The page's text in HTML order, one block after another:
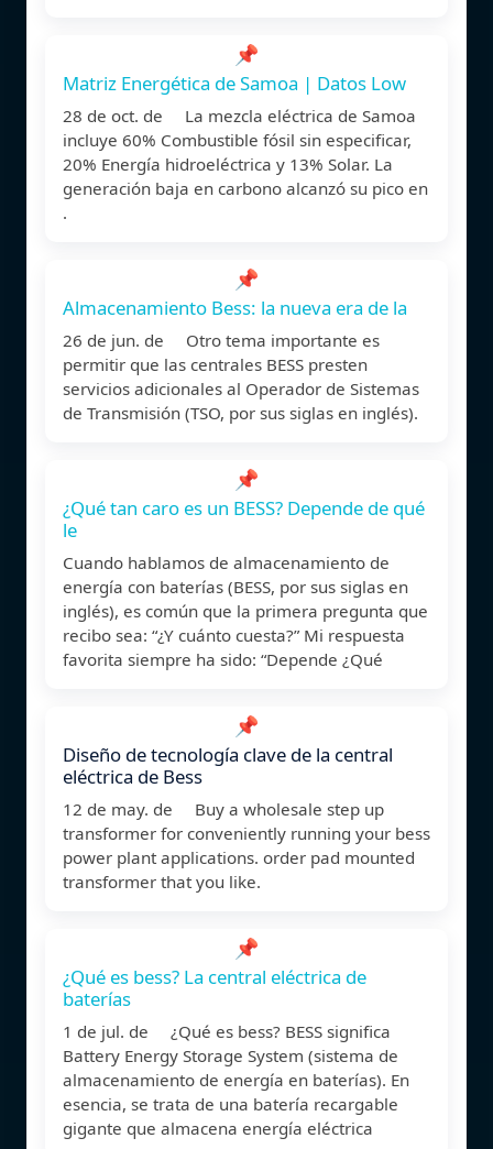
📌
Matriz Energética de Samoa | Datos Low
28 de oct. de La mezcla eléctrica de Samoa
incluye 60% Combustible fósil sin especificar,
20% Energía hidroeléctrica y 13% Solar. La
generación baja en carbono alcanzó su pico en
.
📌
Almacenamiento Bess: la nueva era de la
26 de jun. de Otro tema importante es
permitir que las centrales BESS presten
servicios adicionales al Operador de Sistemas
de Transmisión (TSO, por sus siglas en inglés).
📌
¿Qué tan caro es un BESS? Depende de qué
le
Cuando hablamos de almacenamiento de
energía con baterías (BESS, por sus siglas en
inglés), es común que la primera pregunta que
recibo sea: “¿Y cuánto cuesta?” Mi respuesta
favorita siempre ha sido: “Depende ¿Qué
📌
Diseño de tecnología clave de la central
eléctrica de Bess
12 de may. de Buy a wholesale step up
transformer for conveniently running your bess
power plant applications. order pad mounted
transformer that you like.
📌
¿Qué es bess? La central eléctrica de
baterías
1 de jul. de ¿Qué es bess? BESS significa
Battery Energy Storage System (sistema de
almacenamiento de energía en baterías). En
esencia, se trata de una batería recargable
gigante que almacena energía eléctrica